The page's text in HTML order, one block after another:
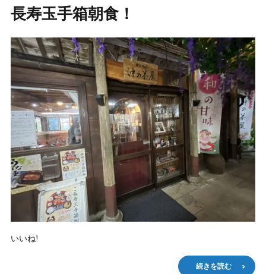
長寿玉手箱朝食！
いいね!
続きを読む